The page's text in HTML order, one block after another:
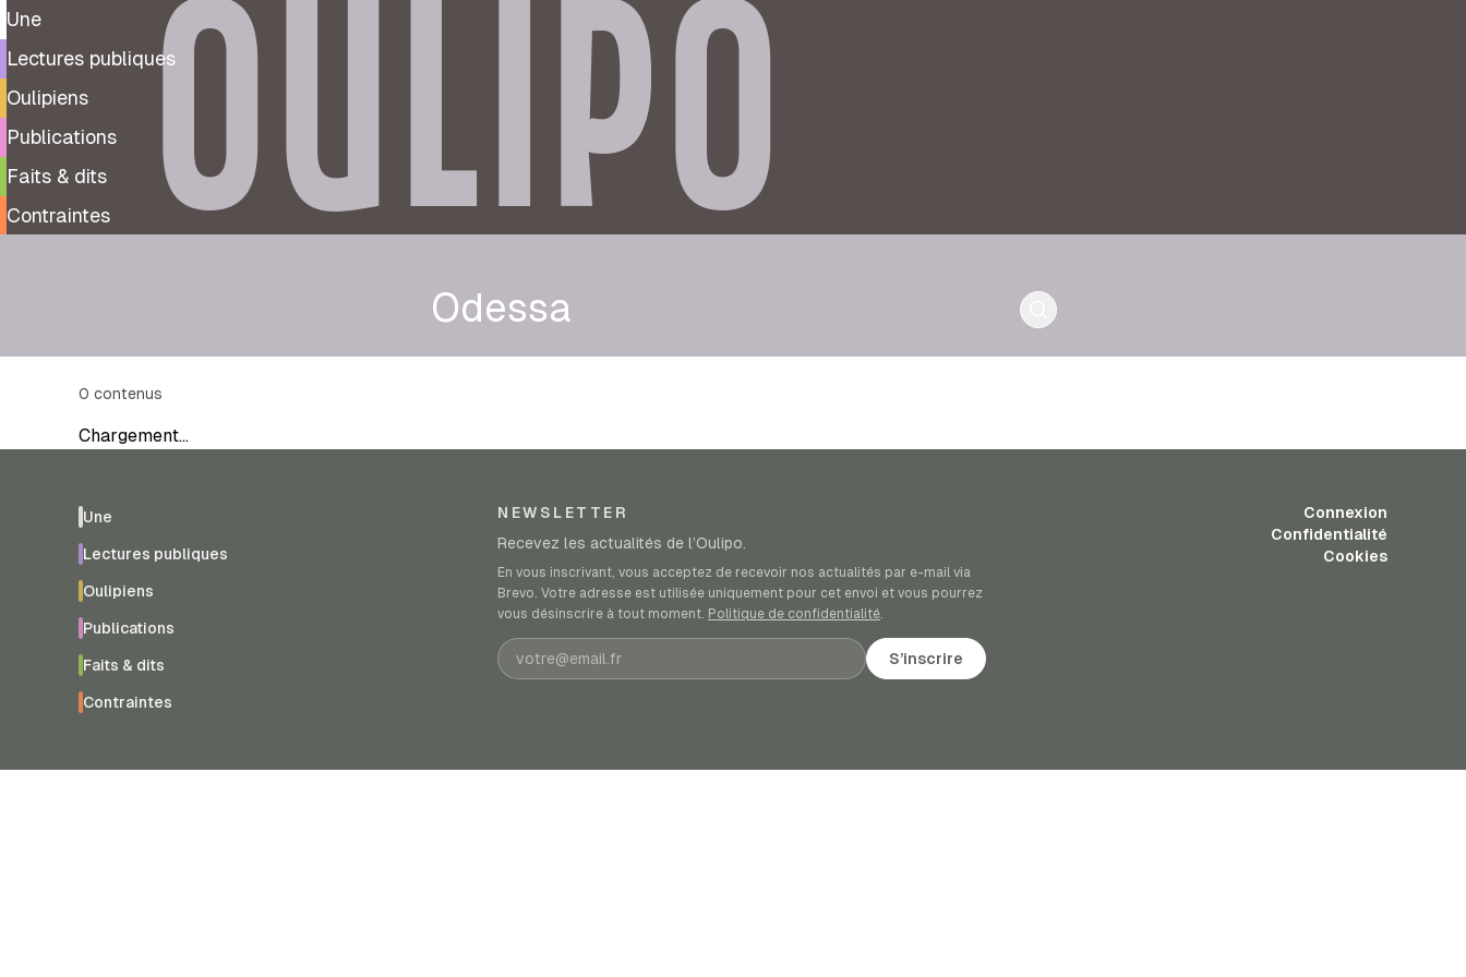
Une
Lectures publiques
Oulipiens
Publications
Faits & dits
Contraintes
OULIPO
Odessa
0 contenus
Chargement…
Une
Lectures publiques
Oulipiens
Publications
Faits & dits
Contraintes
NEWSLETTER
Recevez les actualités de l’Oulipo.
En vous inscrivant, vous acceptez de recevoir nos actualités par e-mail via
Brevo. Votre adresse est utilisée uniquement pour cet envoi et vous pourrez
vous désinscrire à tout moment. Politique de confidentialité.
Adresse e-mail S’inscrire
Connexion
Confidentialité
Cookies